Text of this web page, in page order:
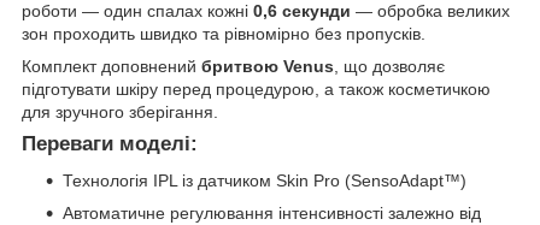
роботи — один спалах кожні 0,6 секунди — обробка великих
зон проходить швидко та рівномірно без пропусків.
Комплект доповнений бритвою Venus, що дозволяє
підготувати шкіру перед процедурою, а також косметичкою
для зручного зберігання.
Переваги моделі:
Технологія IPL із датчиком Skin Pro (SensoAdapt™)
Автоматичне регулювання інтенсивності залежно від